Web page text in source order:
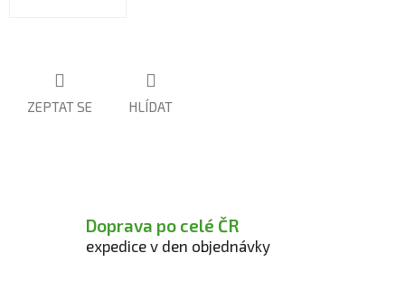
ZEPTAT SE HLÍDAT
Doprava po celé ČR
expedice v den objednávky